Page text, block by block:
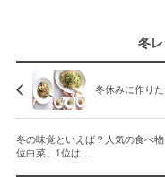
冬
冬休みに作り
冬の味覚といえば？人気の食べ
位白菜、1位は…